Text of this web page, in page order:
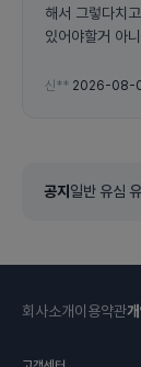
해서 그렇다치
있어야할거 아
존재의의가 뭐
신** 2026-08-
공지 일반 유심
회사소개이용약관